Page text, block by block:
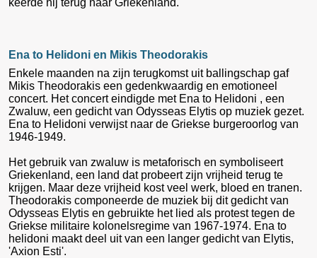
Ena to Helidoni en Mikis Theodorakis
Enkele maanden na zijn terugkomst uit ballingschap gaf
Mikis Theodorakis een gedenkwaardig en emotioneel
concert. Het concert eindigde met Ena to Helidoni , een
Zwaluw, een gedicht van Odysseas Elytis op muziek gezet.
Ena to Helidoni verwijst naar de Griekse burgeroorlog van
1946-1949.
Het gebruik van zwaluw is metaforisch en symboliseert
Griekenland, een land dat probeert zijn vrijheid terug te
krijgen. Maar deze vrijheid kost veel werk, bloed en tranen.
Theodorakis componeerde de muziek bij dit gedicht van
Odysseas Elytis en gebruikte het lied als protest tegen de
Griekse militaire kolonelsregime van 1967-1974. Ena to
helidoni maakt deel uit van een langer gedicht van Elytis,
'Axion Esti'.